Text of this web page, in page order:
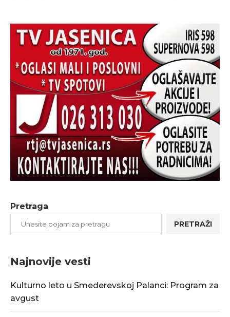
Pretraga
PRETRAŽI
Najnovije vesti
Kulturno leto u Smederevskoj Palanci: Program za
avgust